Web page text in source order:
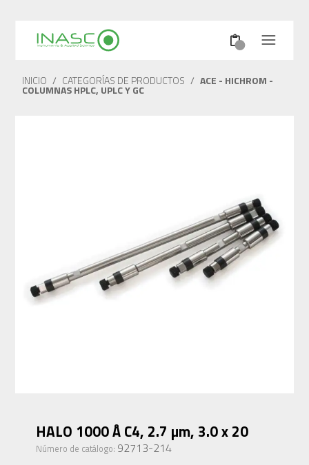
INICIO / CATEGORÍAS DE PRODUCTOS / ACE - HICHROM -
COLUMNAS HPLC, UPLC Y GC
HALO 1000 Å C4, 2.7 µm, 3.0 x 20
Número de catálogo: 92713-214